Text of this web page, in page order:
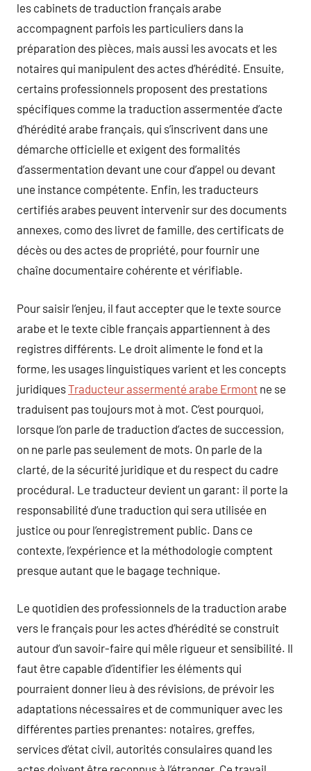
les cabinets de traduction français arabe
accompagnent parfois les particuliers dans la
préparation des pièces, mais aussi les avocats et les
notaires qui manipulent des actes d’hérédité. Ensuite,
certains professionnels proposent des prestations
spécifiques comme la traduction assermentée d’acte
d’hérédité arabe français, qui s’inscrivent dans une
démarche officielle et exigent des formalités
d’assermentation devant une cour d’appel ou devant
une instance compétente. Enfin, les traducteurs
certifiés arabes peuvent intervenir sur des documents
annexes, como des livret de famille, des certificats de
décès ou des actes de propriété, pour fournir une
chaîne documentaire cohérente et vérifiable.
Pour saisir l’enjeu, il faut accepter que le texte source
arabe et le texte cible français appartiennent à des
registres différents. Le droit alimente le fond et la
forme, les usages linguistiques varient et les concepts
juridiquesTraducteur assermenté arabe Ermont ne se
traduisent pas toujours mot à mot. C’est pourquoi,
lorsque l’on parle de traduction d’actes de succession,
on ne parle pas seulement de mots. On parle de la
clarté, de la sécurité juridique et du respect du cadre
procédural. Le traducteur devient un garant: il porte la
responsabilité d’une traduction qui sera utilisée en
justice ou pour l’enregistrement public. Dans ce
contexte, l’expérience et la méthodologie comptent
presque autant que le bagage technique.
Le quotidien des professionnels de la traduction arabe
vers le français pour les actes d’hérédité se construit
autour d’un savoir-faire qui mêle rigueur et sensibilité. Il
faut être capable d’identifier les éléments qui
pourraient donner lieu à des révisions, de prévoir les
adaptations nécessaires et de communiquer avec les
différentes parties prenantes: notaires, greffes,
services d’état civil, autorités consulaires quand les